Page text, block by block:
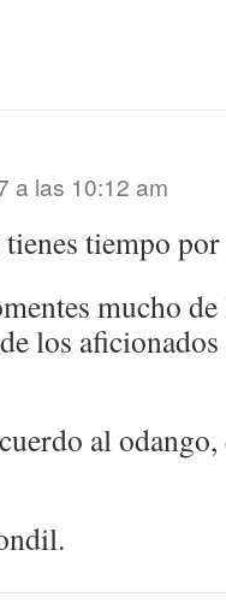
a las 10:12 am
tiempo por
mucho
los
al